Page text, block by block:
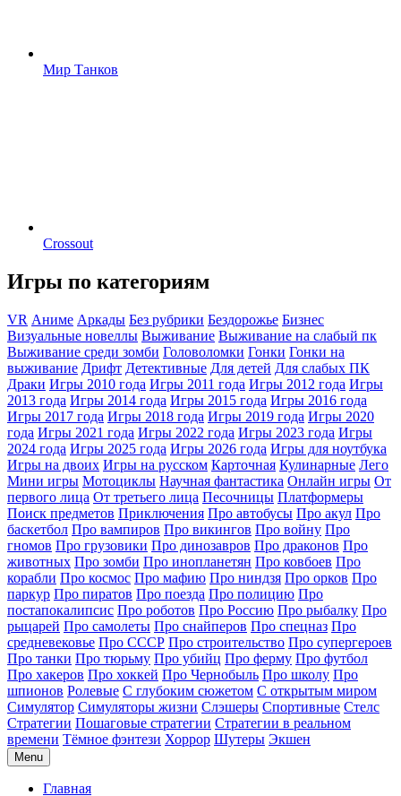
Мир Танков
Crossout
Игры по категориям
VR Аниме Аркады Без рубрики Бездорожье Бизнес
Визуальные новеллы Выживание Выживание на слабый пк
Выживание среди зомби Головоломки Гонки Гонки на
выживание Дрифт Детективные Для детей Для слабых ПК
Драки Игры 2010 года Игры 2011 года Игры 2012 года Игры
2013 года Игры 2014 года Игры 2015 года Игры 2016 года
Игры 2017 года Игры 2018 года Игры 2019 года Игры 2020
года Игры 2021 года Игры 2022 года Игры 2023 года Игры
2024 года Игры 2025 года Игры 2026 года Игры для ноутбука
Игры на двоих Игры на русском Карточная Кулинарные Лего
Мини игры Мотоциклы Научная фантастика Онлайн игры От
первого лица От третьего лица Песочницы Платформеры
Поиск предметов Приключения Про автобусы Про акул Про
баскетбол Про вампиров Про викингов Про войну Про
гномов Про грузовики Про динозавров Про драконов Про
животных Про зомби Про инопланетян Про ковбоев Про
корабли Про космос Про мафию Про ниндзя Про орков Про
паркур Про пиратов Про поезда Про полицию Про
постапокалипсис Про роботов Про Россию Про рыбалку Про
рыцарей Про самолеты Про снайперов Про спецназ Про
средневековье Про СССР Про строительство Про супергероев
Про танки Про тюрьму Про убийц Про ферму Про футбол
Про хакеров Про хоккей Про Чернобыль Про школу Про
шпионов Ролевые С глубоким сюжетом С открытым миром
Симулятор Симуляторы жизни Слэшеры Спортивные Стелс
Стратегии Пошаговые стратегии Стратегии в реальном
времени Тёмное фэнтези Хоррор Шутеры Экшен
Menu
Главная